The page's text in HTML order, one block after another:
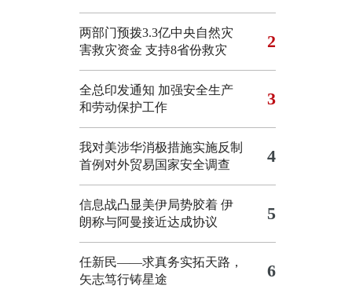
两部门预拨3.3亿中央自然灾
害救灾资金 支持8省份救灾
2
全总印发通知 加强安全生产
和劳动保护工作
3
我对美涉华消极措施实施反制
首例对外贸易国家安全调查
4
信息战凸显美伊局势胶着 伊
朗称与阿曼接近达成协议
5
任新民——求真务实拓天路，
矢志笃行铸星途
6